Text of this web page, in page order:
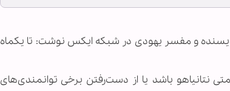
و مفسر یهودی در شبکه ایکس نوشت: تا یکماه
باشد یا از دست‌رفتن برخی توانمندی‌های